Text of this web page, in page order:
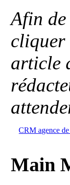
Afin
cliquer
article
CRM agence
Main